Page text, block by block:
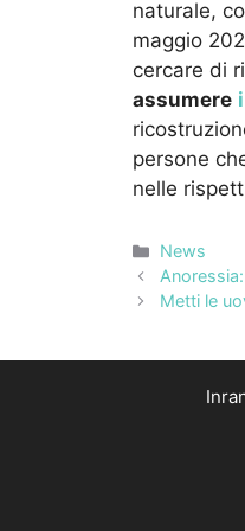
naturale,
maggio
cercare di
assumere
persone
nelle
Categorie
News
Metti le